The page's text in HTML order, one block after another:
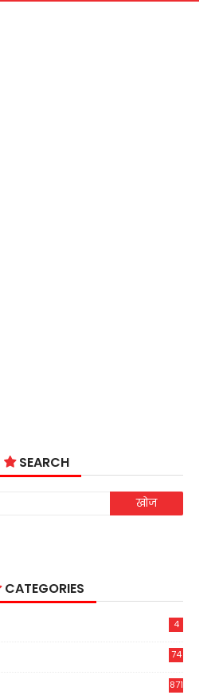
SEARCH
CATEGORIES
4
74
871